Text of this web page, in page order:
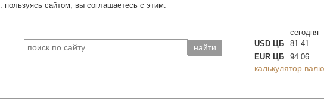
пользуясь сайтом, вы соглашаетесь с этим.
сегодня
USD ЦБ
81.41
EUR ЦБ
94.06
калькулятор